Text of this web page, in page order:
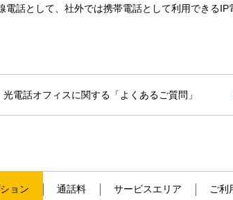
話として、社外では携帯電話として利用できる
光電話オフィスに関する「よくあるご質問」
ョン 通話料 サービスエリア ご利